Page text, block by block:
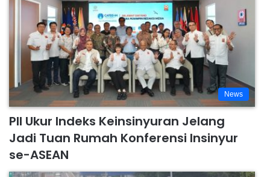
News
PII Ukur Indeks Keinsinyuran Jelang
Jadi Tuan Rumah Konferensi Insinyur
se-ASEAN